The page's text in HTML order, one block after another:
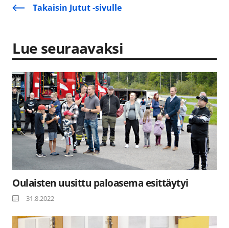
Takaisin Jutut -sivulle
Lue seuraavaksi
Oulaisten uusittu paloasema esittäytyi
31.8.2022